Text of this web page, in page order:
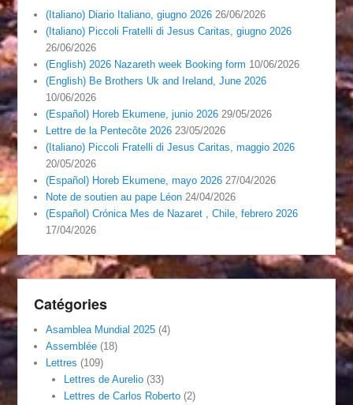
(Italiano) Diario Italiano, giugno 2026 26/06/2026
(Italiano) Piccoli Fratelli di Jesus Caritas, giugno 2026
26/06/2026
(English) 2026 Nazareth week Booking form 10/06/2026
(English) Be Brothers Uk and Ireland, June 2026
10/06/2026
(Español) Horeb Ekumene, junio 2026 29/05/2026
Lettre de la Pentecôte 2026 23/05/2026
(Italiano) Piccoli Fratelli di Jesus Caritas, maggio 2026
20/05/2026
(Español) Horeb Ekumene, mayo 2026 27/04/2026
Note de soutien au pape Léon 24/04/2026
(Español) Crónica Mes de Nazaret , Chile, febrero 2026
17/04/2026
Catégories
Asamblea Mundial 2025 (4)
Assemblée (18)
Lettres (109)
Lettres de Aurelio(33)
Lettres de Carlos Roberto(2)